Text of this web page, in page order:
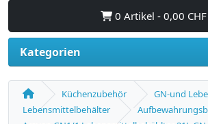
0 Artikel - 0,00 CHF
Kategorien
Küchenzubehör
GN-und
Lebensmittelbehälter